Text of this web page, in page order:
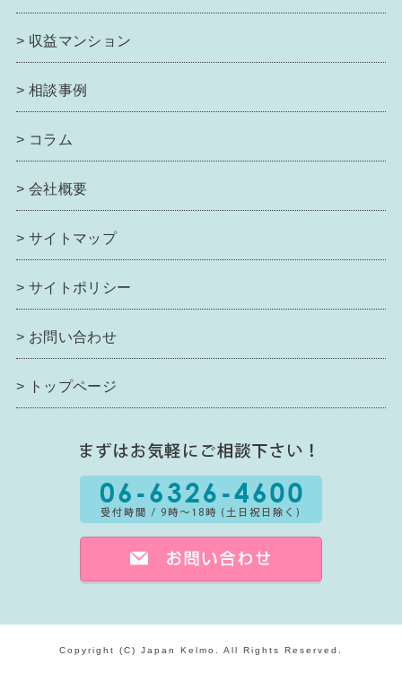
> 収益マンション
> 相談事例
> コラム
> 会社概要
> サイトマップ
> サイトポリシー
> お問い合わせ
> トップページ
Copyright (C) Japan Kelmo. All Rights Reserved.